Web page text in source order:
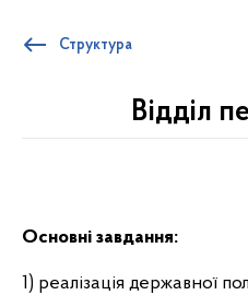
Структура
Відділ
Основні завдання:
1) реалізація державної